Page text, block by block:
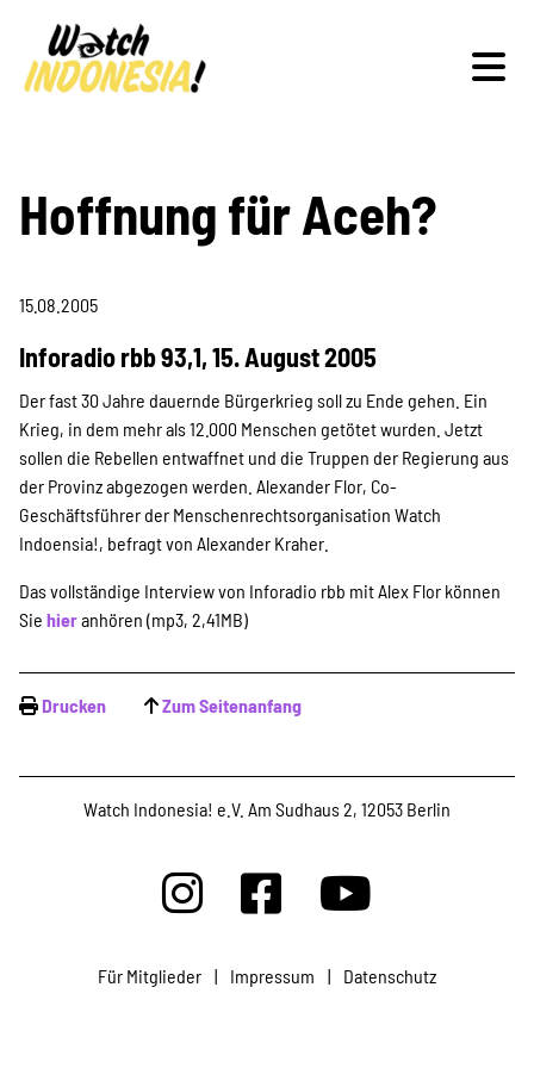
Schwerpunkte
Veranstaltungen
Publikationen
Projekte
Kampagne
Stellenangebote
Werde Mitglied
Newsletter abonnieren
Hoffnung für Aceh?
15.08.2005
Inforadio rbb 93,1, 15. August 2005
Der fast 30 Jahre dauernde Bürgerkrieg soll zu Ende gehen. Ein
Krieg, in dem mehr als 12.000 Menschen getötet wurden. Jetzt
sollen die Rebellen entwaffnet und die Truppen der Regierung aus
der Provinz abgezogen werden. Alexander Flor, Co-
Geschäftsführer der Menschenrechtsorganisation Watch
Indoensia!, befragt von Alexander Kraher.
Das vollständige Interview von Inforadio rbb mit Alex Flor können
Sie hieranhören (mp3, 2,41MB)
Drucken Zum Seitenanfang
Watch Indonesia! e.V. Am Sudhaus 2, 12053 Berlin
Für Mitglieder | Impressum | Datenschutz